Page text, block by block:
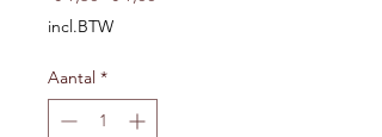
prijs
incl.BTW
Aantal *